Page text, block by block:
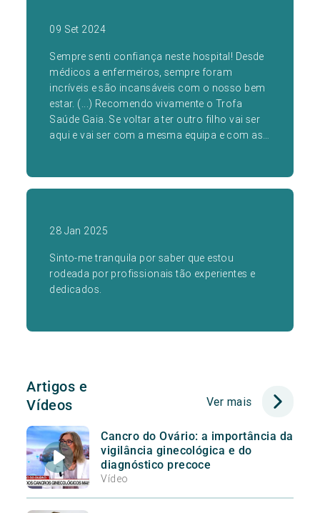
09 Set 2024
Sempre senti confiança neste hospital! Desde
médicos a enfermeiros, sempre foram
incríveis e são incansáveis com o nosso bem
estar. (...) Recomendo vivamente o Trofa
Saúde Gaia. Se voltar a ter outro filho vai ser
aqui e vai ser com a mesma equipa e com as
28 Jan 2025
Sinto-me tranquila por saber que estou
rodeada por profissionais tão experientes e
dedicados.
Artigos e
Vídeos
Ver mais
Cancro do Ovário: a importância da
vigilância ginecológica e do
diagnóstico precoce
Vídeo